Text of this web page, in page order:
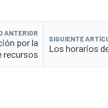
ANTERIOR
por la
recursos
SIGUIENTE
Los horarios